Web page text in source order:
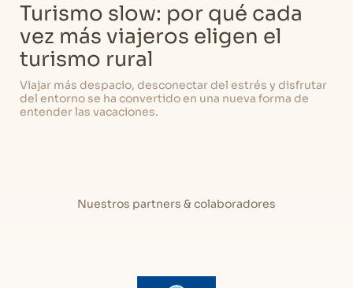
Turismo slow: por qué cada
vez más viajeros eligen el
turismo rural
Viajar más despacio, desconectar del estrés y disfrutar
del entorno se ha convertido en una nueva forma de
entender las vacaciones.
Nuestros partners & colaboradores